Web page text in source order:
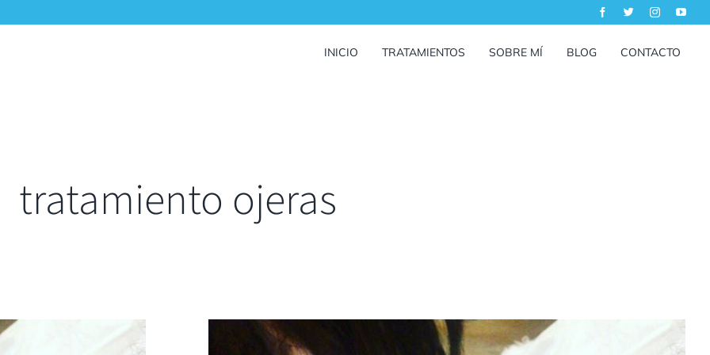
INICIO TRATAMIENTOS SOBRE MÍ BLOG CONTACTO
tratamiento ojeras